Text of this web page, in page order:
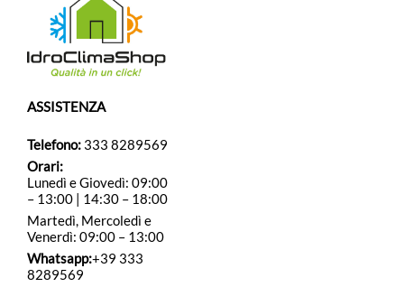
ASSISTENZA
Telefono: 333 8289569
Orari:
Lunedì e Giovedì: 09:00
– 13:00 | 14:30 – 18:00
Martedì, Mercoledì e
Venerdì: 09:00 – 13:00
Whatsapp:+39 333
8289569